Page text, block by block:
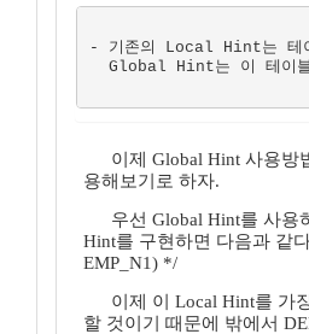
- 기존의 Local Hint는 테
Global Hint는 이 테이
이제 Global Hint 사용방
용해보기로 하자.
우선 Global Hint를 사용
Hint를 구현하면 다음과 같
EMP_N1) */
이제 이 Local Hint를 가
할 것이기 때문에 밖에서